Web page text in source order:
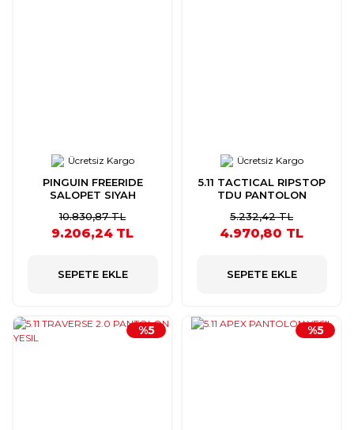
Ücretsiz Kargo
PINGUIN FREERIDE
SALOPET SIYAH
10.830,87 TL
9.206,24 TL
SEPETE EKLE
Ücretsiz Kargo
5.11 TACTICAL RIPSTOP
TDU PANTOLON
5.232,42 TL
4.970,80 TL
SEPETE EKLE
%5 %5